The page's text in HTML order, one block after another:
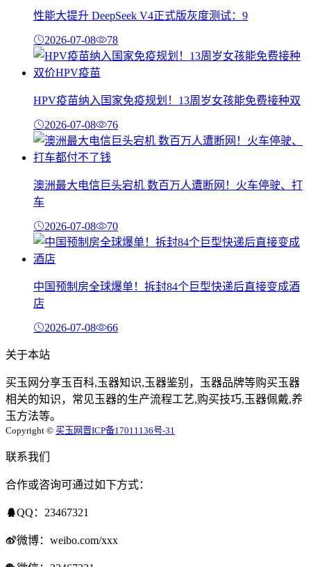
性能大提升 DeepSeek V4正式版灰度测试：9
2026-07-08 78
HPV疫苗纳入国家免疫规划！13周岁女孩能免费接种双
2026-07-08 76
澳洲最大电信巨头宕机 数百万人遭断网！火车停驶、打
车
2026-07-08 70
中国预制房全球爆单！拆封84个巨型快递后直接变成酒
店
2026-07-08 66
关于本站
买玉网分享玉百科,玉器知识,玉器鉴别，玉器品牌等购买玉器
相关的知识，常见玉器的生产流程工艺,购买技巧,玉器佩戴,养
玉方法等。
Copyright © 买玉网晋ICP备17011136号-31
联系我们
合作或咨询可通过如下方式：
QQ：23467321
微博：weibo.com/xxx